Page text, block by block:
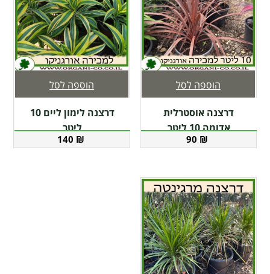
דרצנה אוסטרלית
אדומה 10 ליטר
90 ₪
הוספה לסל
דרצנה לימון ליים 10
ליטר
140 ₪
הוספה לסל